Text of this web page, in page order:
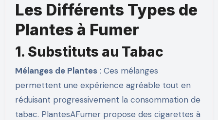
Les Différents Types de
Plantes à Fumer
1. Substituts au Tabac
Mélanges de Plantes: Ces mélanges
permettent une expérience agréable tout en
réduisant progressivement la consommation de
tabac. PlantesAFumer propose des cigarettes à